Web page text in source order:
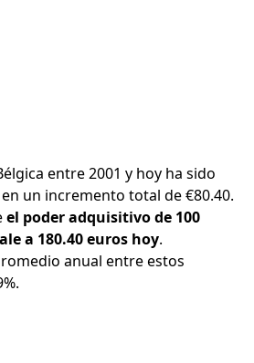
entre 2001 y hoy ha sido
un incremento total de €80.40.
el poder adquisitivo de 100
a 180.40 euros hoy.
anual entre estos